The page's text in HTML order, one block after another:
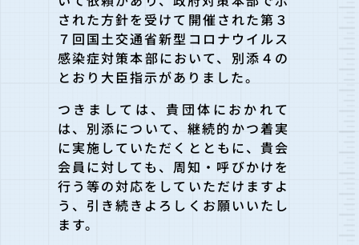
された方針を受けて開催された第３
７回国土交通省新型コロナウイルス
感染症対策本部において、別添４の
とおり大臣指示がありました。
つきましては、貴団体におかれて
は、別添について、継続的かつ着実
に実施していただくとともに、貴会
会員に対しても、周知・呼びかけを
行う等の対応をしていただけますよ
う、引き続きよろしくお願いいたし
ます。